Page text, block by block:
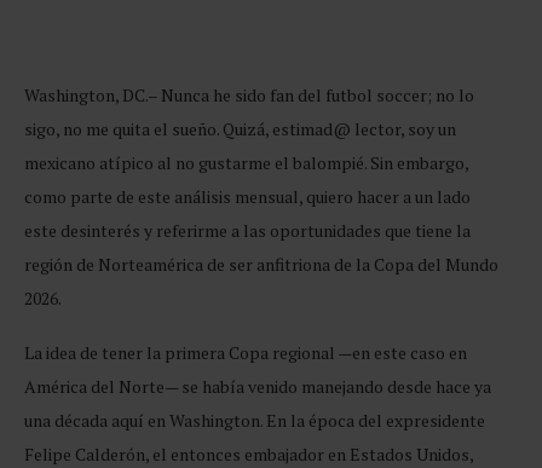
Washington, DC.– Nunca he sido fan del futbol soccer; no lo
sigo, no me quita el sueño. Quizá, estimad@ lector, soy un
mexicano atípico al no gustarme el balompié. Sin embargo,
como parte de este análisis mensual, quiero hacer a un lado
este desinterés y referirme a las oportunidades que tiene la
región de Norteamérica de ser anfitriona de la Copa del Mundo
2026.
La idea de tener la primera Copa regional —en este caso en
América del Norte— se había venido manejando desde hace ya
una década aquí en Washington. En la época del expresidente
Felipe Calderón, el entonces embajador en Estados Unidos,